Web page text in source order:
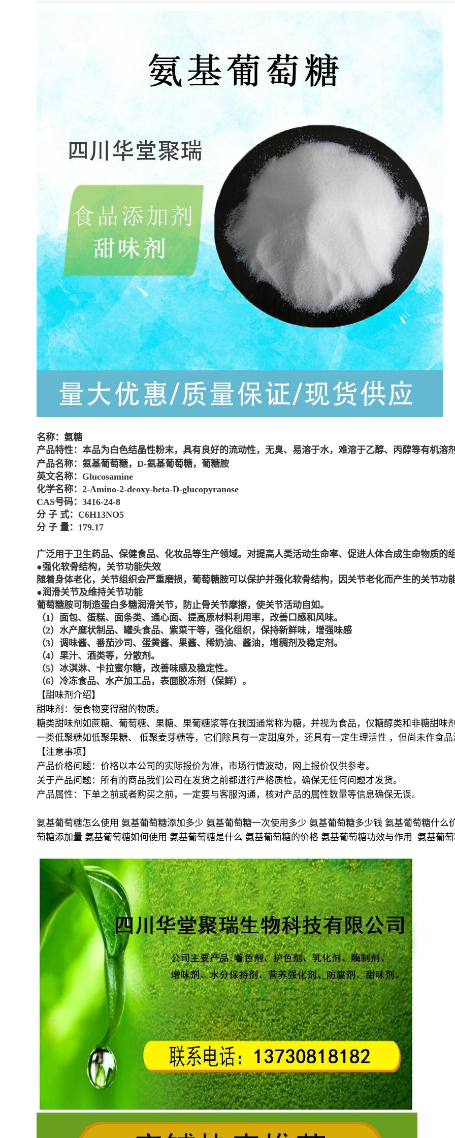
名称：氨糖
产品特性：本品为白色结晶性粉末，具有良好的流动性，无臭、易溶于水，难溶于乙醇、丙醇等有机溶
产品名称：氨基葡萄糖，D-氨基葡萄糖，葡糖胺
英文名称：Glucosamine
化学名称：2-Amino-2-deoxy-beta-D-glucopyranose
CAS号码：3416-24-8
分 子 式：C6H13NO5
分 子 量：179.17
广泛用于卫生药品、保健食品、化妆品等生产领域。对提高人类活动生命率、促进人体合成生命物质的
●强化软骨结构，关节功能失效
随着身体老化，关节组织会严重磨损，葡萄糖胺可以保护并强化软骨结构，因关节老化而产生的关节功
●润滑关节及维持关节功能
葡萄糖胺可制造蛋白多糖润滑关节，防止骨关节摩擦，使关节活动自如。
（1）面包、蛋糕、面条类、通心面、提高原材料利用率，改善口感和风味。
（2）水产糜状制品、罐头食品、紫菜干等，强化组织，保持新鲜味，增强味感
（3）调味酱、番茄沙司、蛋黄酱、果酱、稀奶油、酱油，增稠剂及稳定剂。
（4）果汁、酒类等，分散剂。
（5）冰淇淋、卡拉蜜尔糖，改善味感及稳定性。
（6）冷冻食品、水产加工品，表面胶冻剂（保鲜）。
【甜味剂介绍】
甜味剂：使食物变得甜的物质。
糖类甜味剂如蔗糖、葡萄糖、果糖、果葡糖浆等在我国通常称为糖，并视为食品，仅糖醇类和非糖甜味
一类低聚糖如低聚果糖、 低聚麦芽糖等，它们除具有一定甜度外，还具有一定生理活性 ，但尚未作食
【注意事项】
产品价格问题：价格以本公司的实际报价为准，市场行情波动，网上报价仅供参考。
关于产品问题：所有的商品我们公司在发货之前都进行严格质检，确保无任何问题才发货。
产品属性：下单之前或者购买之前，一定要与客服沟通，核对产品的属性数量等信息确保无误。
氨基葡萄糖怎么使用 氨基葡萄糖添加多少 氨基葡萄糖一次使用多少 氨基葡萄糖多少钱 氨基葡萄糖什
萄糖添加量 氨基葡萄糖如何使用 氨基葡萄糖是什么 氨基葡萄糖的价格 氨基葡萄糖功效与作用 氨基葡